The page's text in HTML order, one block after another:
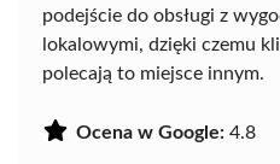
podejście do obsługi z
lokalowymi, dzięki czemu
polecają to miejsce innym.
Ocena w Google: 4.8